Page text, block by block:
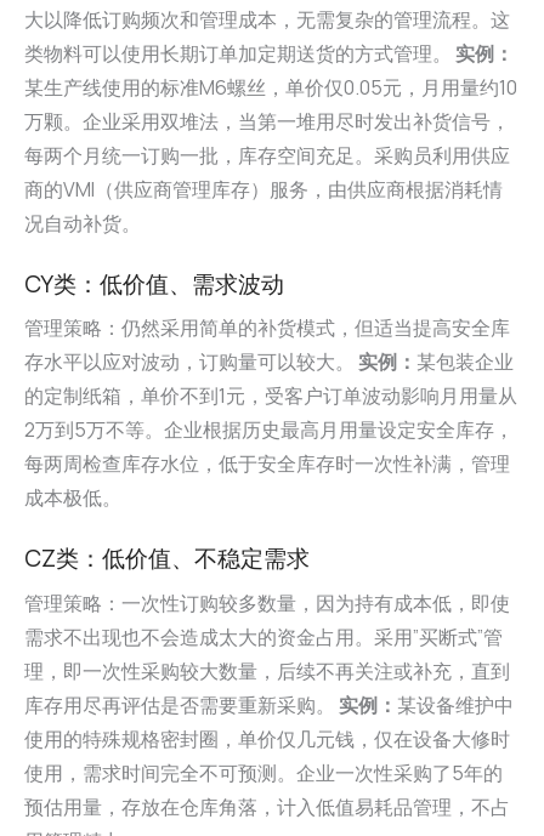
大以降低订购频次和管理成本，无需复杂的管理流程。这
类物料可以使用长期订单加定期送货的方式管理。 实例：
某生产线使用的标准M6螺丝，单价仅0.05元，月用量约10
万颗。企业采用双堆法，当第一堆用尽时发出补货信号，
每两个月统一订购一批，库存空间充足。采购员利用供应
商的VMI（供应商管理库存）服务，由供应商根据消耗情
况自动补货。
CY类：低价值、需求波动
管理策略：仍然采用简单的补货模式，但适当提高安全库
存水平以应对波动，订购量可以较大。 实例： 某包装企业
的定制纸箱，单价不到1元，受客户订单波动影响月用量从
2万到5万不等。企业根据历史最高月用量设定安全库存，
每两周检查库存水位，低于安全库存时一次性补满，管理
成本极低。
CZ类：低价值、不稳定需求
管理策略：一次性订购较多数量，因为持有成本低，即使
需求不出现也不会造成太大的资金占用。采用”买断式”管
理，即一次性采购较大数量，后续不再关注或补充，直到
库存用尽再评估是否需要重新采购。 实例： 某设备维护中
使用的特殊规格密封圈，单价仅几元钱，仅在设备大修时
使用，需求时间完全不可预测。企业一次性采购了5年的
预估用量，存放在仓库角落，计入低值易耗品管理，不占